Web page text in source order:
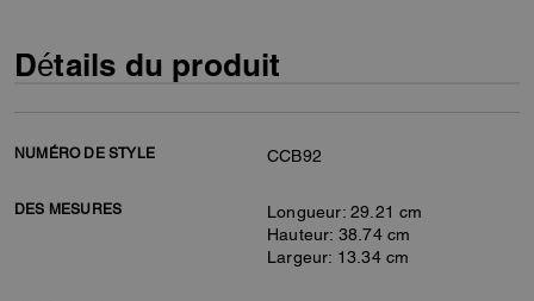
Détails du produit
NUMÉRO DE STYLE CCB92
DES MESURES
Longueur: 29.21 cm
Hauteur: 38.74 cm
Largeur: 13.34 cm